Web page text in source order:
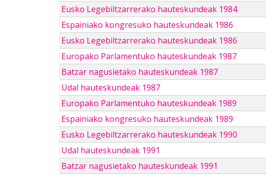
Eusko Legebiltzarrerako hauteskundeak 1984
Espainiako kongresuko hauteskundeak 1986
Eusko Legebiltzarrerako hauteskundeak 1986
Europako Parlamentuko hauteskundeak 1987
Batzar nagusietako hauteskundeak 1987
Udal hauteskundeak 1987
Europako Parlamentuko hauteskundeak 1989
Espainiako kongresuko hauteskundeak 1989
Eusko Legebiltzarrerako hauteskundeak 1990
Udal hauteskundeak 1991
Batzar nagusietako hauteskundeak 1991